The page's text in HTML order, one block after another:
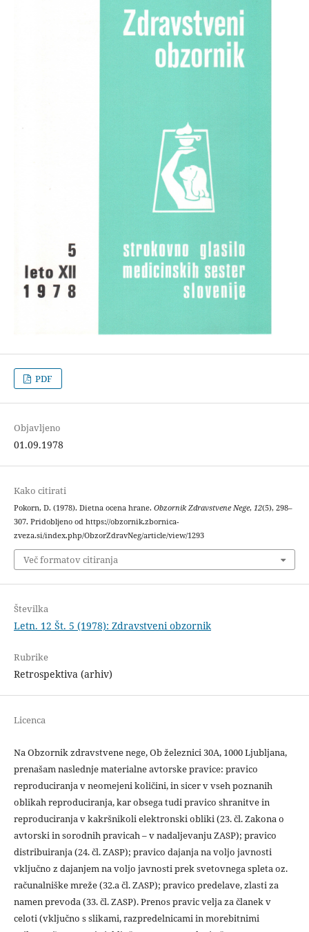
PDF
Objavljeno
01.09.1978
Kako citirati
Pokorn, D. (1978). Dietna ocena hrane. Obzornik Zdravstvene Nege, 12(5), 298–
307. Pridobljeno od https://obzornik.zbornica-
zveza.si/index.php/ObzorZdravNeg/article/view/1293
Več formatov citiranja
Številka
Letn. 12 Št. 5 (1978): Zdravstveni obzornik
Rubrike
Retrospektiva (arhiv)
Licenca
Na Obzornik zdravstvene nege, Ob železnici 30A, 1000 Ljubljana,
prenašam naslednje materialne avtorske pravice: pravico
reproduciranja v neomejeni količini, in sicer v vseh poznanih
oblikah reproduciranja, kar obsega tudi pravico shranitve in
reproduciranja v kakršnikoli elektronski obliki (23. čl. Zakona o
avtorski in sorodnih pravicah – v nadaljevanju ZASP); pravico
distribuiranja (24. čl. ZASP); pravico dajanja na voljo javnosti
vključno z dajanjem na voljo javnosti prek svetovnega spleta oz.
računalniške mreže (32.a čl. ZASP); pravico predelave, zlasti za
namen prevoda (33. čl. ZASP). Prenos pravic velja za članek v
celoti (vključno s slikami, razpredelnicami in morebitnimi